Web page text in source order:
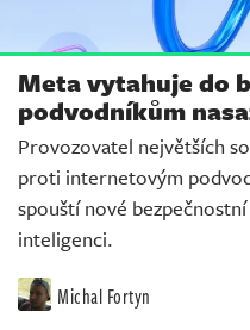
Meta vytahuje do
podvodníkům
Provozovatel největších
proti internetovým
spouští nové
inteligenci.
Michal Fortyn